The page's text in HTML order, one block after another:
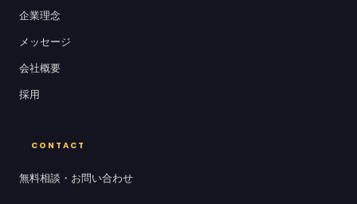
企業理念
メッセージ
会社概要
採用
CONTACT
無料相談・お問い合わせ